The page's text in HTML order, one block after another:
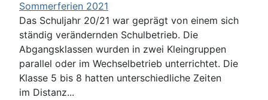
Sommerferien 2021
Das Schuljahr 20/21 war geprägt von einem sich
ständig verändernden Schulbetrieb. Die
Abgangsklassen wurden in zwei Kleingruppen
parallel oder im Wechselbetrieb unterrichtet. Die
Klasse 5 bis 8 hatten unterschiedliche Zeiten
im Distanz...